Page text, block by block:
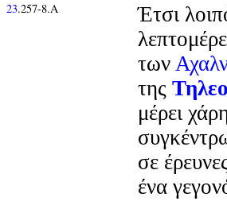
23.257-8.Α
Έτσι
των
της
μέρει
σε
ένα